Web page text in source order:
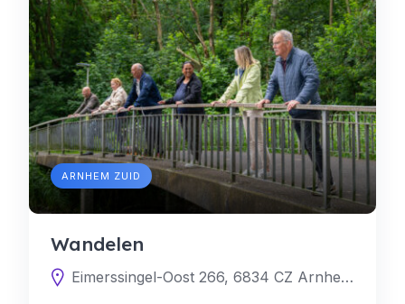
ARNHEM ZUID
Wandelen
Eimerssingel-Oost 266, 6834 CZ Arnhem, Nederland